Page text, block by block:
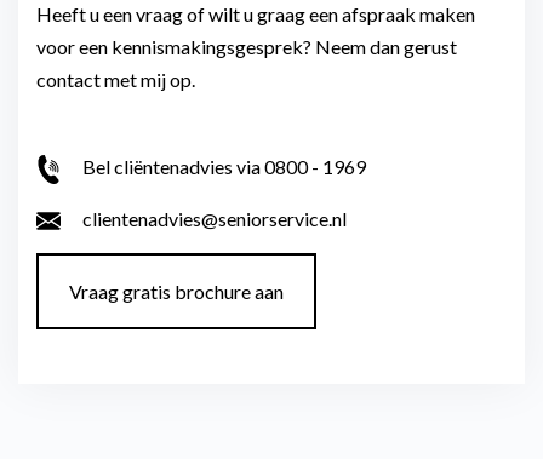
Heeft u een vraag of wilt u graag een afspraak maken
voor een kennismakingsgesprek? Neem dan gerust
contact met mij op.
Bel cliëntenadvies via 0800 - 1969
clientenadvies@seniorservice.nl
Vraag gratis brochure aan